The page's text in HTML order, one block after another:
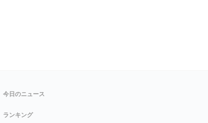
今日のニュース
ランキング